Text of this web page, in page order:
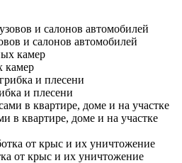
и салонов автомобилей
камер
и плесени
в квартире, доме и на участке
от крыс и их уничтожение